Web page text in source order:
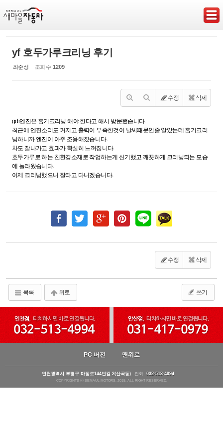
yf 호두가루크리닝 후기
최준성 조회 수 1209
수정 삭제
gdi엔진은 흡기크리닝 해야 한다고 해서 방문했습니다.
최근에 엔진소리도 커지고 출력이 부족한것이 날씨때문인줄 알았는데 흡기크리
닝하니까 엔진이 아주 조용해졌습니다.
차도 잘나가고 효과가 확실히 느껴집니다.
호두가루로 하는 친환경소재로 작업하는게 신기했고 깨끗하게 크리닝되는 모습
에 놀라웠습니다.
이제 크리닝했으니 잘타고 다니겠습니다.
수정 삭제
목록 위로 쓰기
PC 버전 맨위로
인천광역시 부평구 마장로144번길 2(산곡동) 전화 032-513-4994
COPYRIGHTS ⓒ SEMAUL MOTORS. 2015. ALL RIGHT RESERVED.
Sketchbook5, 스케치북5
Sketchbook5, 스케치북5